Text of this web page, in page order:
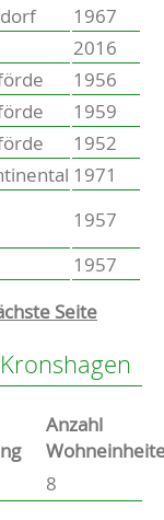
1967
2016
1956
1959
1952
1971
1957
1957
Seite
Anzahl
8